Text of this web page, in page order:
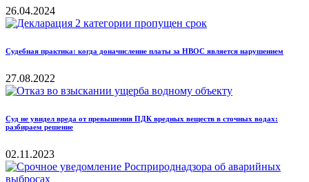
26.04.2024
Судебная практика: когда доначисление платы за НВОС является нарушением
27.08.2022
Суд не увидел вреда от превышения ПДК вредных веществ в сточных водах:
разбираем решение
02.11.2023